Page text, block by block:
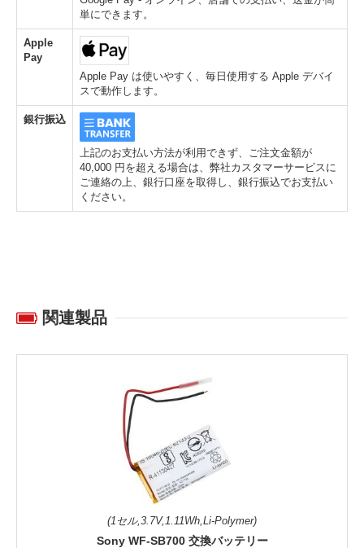
単にできます。
Apple
Pay
Apple Pay は使いやすく、毎日使用する Apple デバイ
スで動作します。
銀行振込
上記のお支払い方法が利用できず、ご注文金額が
40,000 円を超える場合は、弊社カスタマーサービスに
ご連絡の上、銀行口座を取得し、銀行振込でお支払い
ください。
関連製品
(1セル,3.7V,1.11Wh,Li-Polymer)
Sony WF-SB700 交換バッテリー